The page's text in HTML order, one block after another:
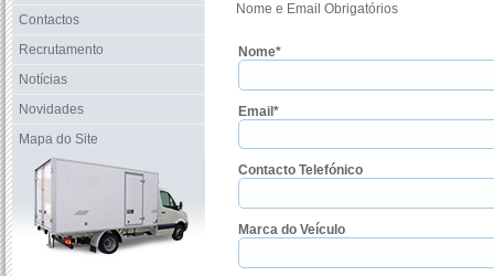
Contactos
Recrutamento
Notícias
Novidades
Mapa do Site
Nome e Email Obrigatórios
Nome*
Email*
Contacto Telefónico
Marca do Veículo